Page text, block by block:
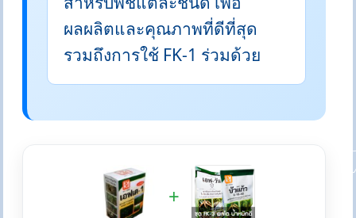
ผลผลิตและคุณภาพที่ดีที่สุด
รวมถึงการใช้ FK-1 ร่วมด้วย
+